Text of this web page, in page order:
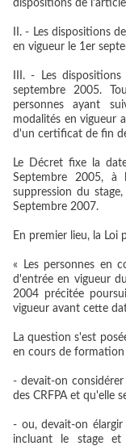
dispositions de
II. - Les dispositions
en vigueur le 1er
III. - Les
septembre 2005.
personnes ayant
modalités en vigueur
d'un certificat de fin
Le Décret fixe la
Septembre 2005, à
suppression du
Septembre 2007.
En premier lieu, la Loi
« Les personnes en
d'entrée en vigueur
2004 précitée
vigueur avant cette
La question s'est
en cours de formation
- devait-on
des CRFPA et qu'elle
- ou, devait-on
incluant le stage et